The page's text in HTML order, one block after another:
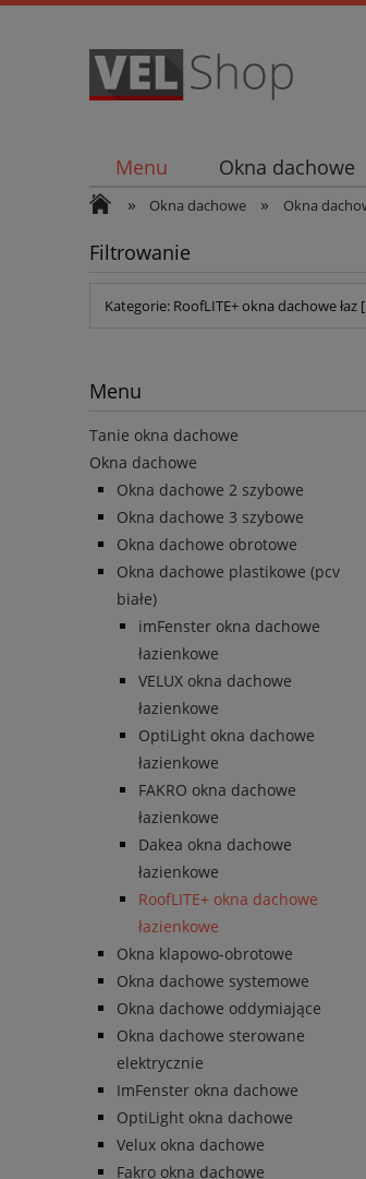
Menu Okna dachowe
» Okna dachowe » Okna
Filtrowanie
Kategorie: RoofLITE+ okna dachowe łaz
Menu
Tanie okna dachowe
Okna dachowe
Okna dachowe 2 szybowe
Okna dachowe 3 szybowe
Okna dachowe obrotowe
Okna dachowe plastikowe (pcv
białe)
imFenster okna dachowe
łazienkowe
VELUX okna dachowe
łazienkowe
OptiLight okna dachowe
łazienkowe
FAKRO okna dachowe
łazienkowe
Dakea okna dachowe
łazienkowe
RoofLITE+ okna dachowe
łazienkowe
Okna klapowo-obrotowe
Okna dachowe systemowe
Okna dachowe oddymiające
Okna dachowe sterowane
elektrycznie
ImFenster okna dachowe
OptiLight okna dachowe
Velux okna dachowe
Fakro okna dachowe